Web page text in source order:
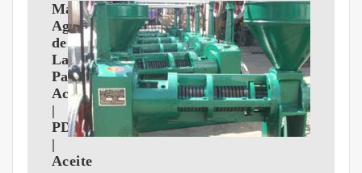
Manejo
Agronomico
de
La
Palma
Aceitera
|
PDF
|
Aceite